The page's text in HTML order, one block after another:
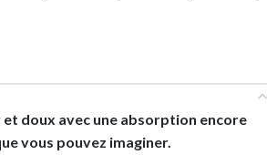
et doux avec une absorption encore
vous pouvez imaginer.